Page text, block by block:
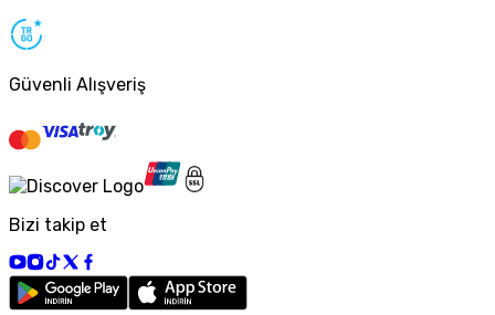
Güvenli Alışveriş
Bizi takip et